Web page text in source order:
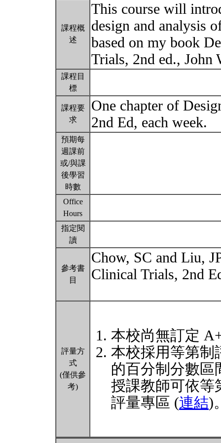
課程概
述
This course will
design and analysis
based on my book
Trials, 2nd ed., John
課程目
標
課程要
求
One chapter of
2nd Ed, each week.
預期每
週課前
或/與課
後學習
時數
Office
Hours
指定閱
讀
參考書
目
Chow, SC and Liu,
Clinical Trials, 2nd
評量方
式
(僅供參
考)
本校尚無訂定
本校採用等第制
的百分制分數區
授課教師可依等
評量專區 (連結)